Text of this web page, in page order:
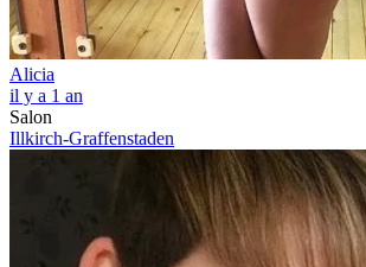
Alicia
il y a 1 an
Salon
Illkirch-Graffenstaden